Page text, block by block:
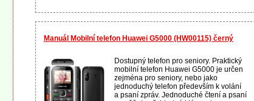
Manuál Mobilní telefon Huawei G5000 (HW00115) černý
Dostupný telefon pro seniory. Praktický
mobilní telefon Huawei G5000 je určen
zejména pro seniory, nebo jako
jednoduchý telefon především k volání
a psaní zpráv. Jednoduché čtení a psaní